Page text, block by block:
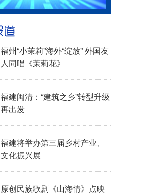
福州“小茉莉”海外“绽放” 外国友
人同唱《茉莉花》
福建闽清：“建筑之乡”转型升级
再出发
福建将举办第三届乡村产业、
文化振兴展
原创民族歌剧《山海情》点映